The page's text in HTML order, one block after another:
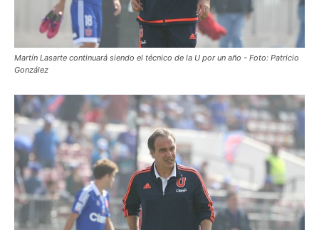
Martín Lasarte continuará siendo el técnico de la U por un año - Foto: Patricio
González